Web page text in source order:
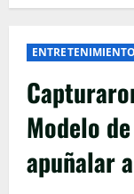
ENTRETENIMIENTO
Modelo
apuñalar